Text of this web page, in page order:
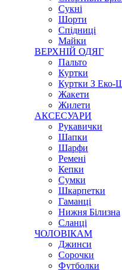
Сукні
Шорти
Спідниці
Майки
ВЕРХНІЙ ОДЯГ
Пальто
Куртки
Куртки З Еко-
Жакети
Жилети
АКСЕСУАРИ
Рукавички
Шапки
Шарфи
Ремені
Кепки
Сумки
Шкарпетки
Гаманці
Нижня Білизна
Сланці
ЧОЛОВІКАМ
Джинси
Сорочки
Футболки